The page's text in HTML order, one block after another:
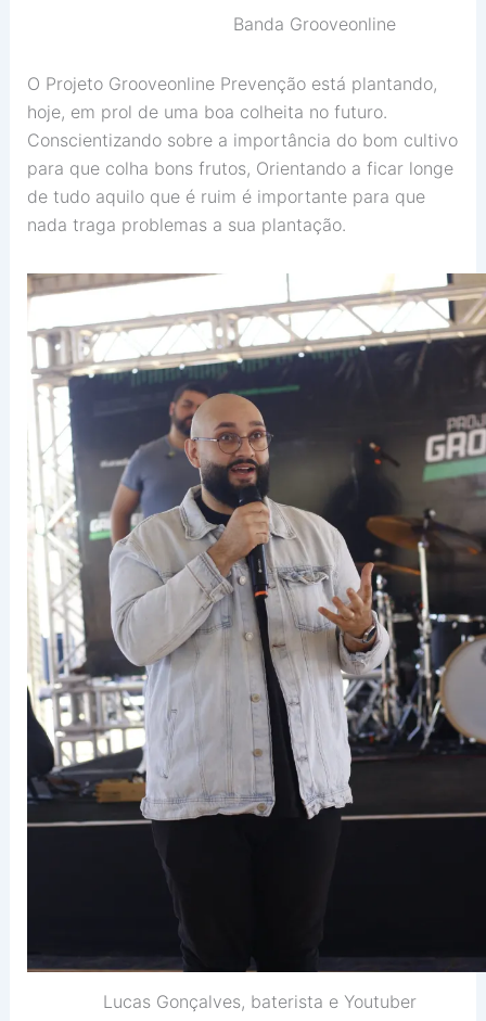
Banda Grooveonline
O Projeto Grooveonline Prevenção está plantando,
hoje, em prol de uma boa colheita no futuro.
Conscientizando sobre a importância do bom cultivo
para que colha bons frutos, Orientando a ficar longe
de tudo aquilo que é ruim é importante para que
nada traga problemas a sua plantação.
Lucas Gonçalves, baterista e Youtuber